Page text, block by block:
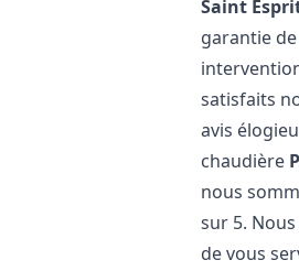
Saint
garantie
satisfaits
avis
chaudière
nous
sur 5.
de vous